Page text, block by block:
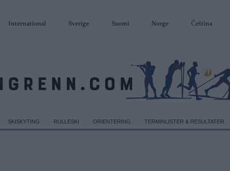
International Sverige Suomi Norge Čeština
SKISKYTING RULLESKI ORIENTERING TERMINLISTER & RESULTATER